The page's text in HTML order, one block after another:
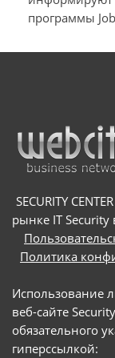
Windows их
программы
и Windows.
онлайн-
под видом
SECURITY
рынке IT Security
Политика
Использование
веб-сайте
обязательного
гиперссылкой: